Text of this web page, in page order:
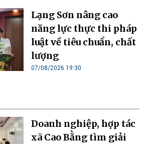
Lạng Sơn nâng cao
năng lực thực thi pháp
luật về tiêu chuẩn, chất
lượng
07/08/2026 19:30
Doanh nghiệp, hợp tác
xã Cao Bằng tìm giải